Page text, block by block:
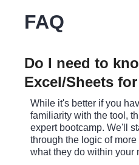
FAQ
Do I need to
Excel/Sheets
While it's better if you
familiarity with the tool,
expert bootcamp. We'll
through the logic of
what they do within your